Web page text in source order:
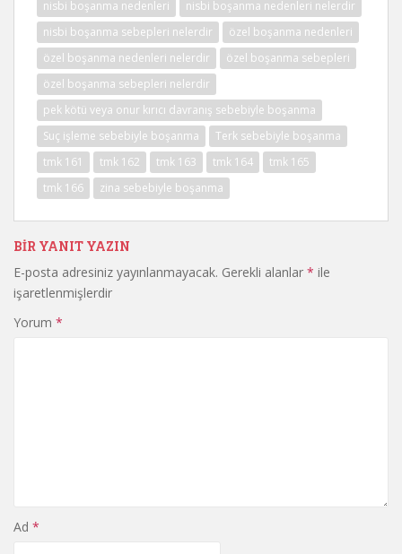
nisbi boşanma nedenleri
nisbi boşanma nedenleri nelerdir
nisbi boşanma sebepleri nelerdir
özel boşanma nedenleri
özel boşanma nedenleri nelerdir
özel boşanma sebepleri
özel boşanma sebepleri nelerdir
pek kötü veya onur kırıcı davranış sebebiyle boşanma
Suç işleme sebebiyle boşanma
Terk sebebiyle boşanma
tmk 161
tmk 162 tmk 163 tmk 164
tmk 165
tmk 166
zina sebebiyle boşanma
BIR YANIT YAZIN
E-posta adresiniz yayınlanmayacak. Gerekli alanlar * ile
işaretlenmişlerdir
Yorum *
Ad *